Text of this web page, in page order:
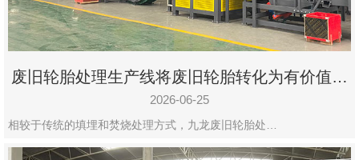
废旧轮胎处理生产线将废旧轮胎转化为有价值的
资源
2026-06-25
相较于传统的填埋和焚烧处理方式，九龙废旧轮胎处…